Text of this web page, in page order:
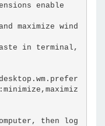
enable
maximize wind
in terminal,
then log